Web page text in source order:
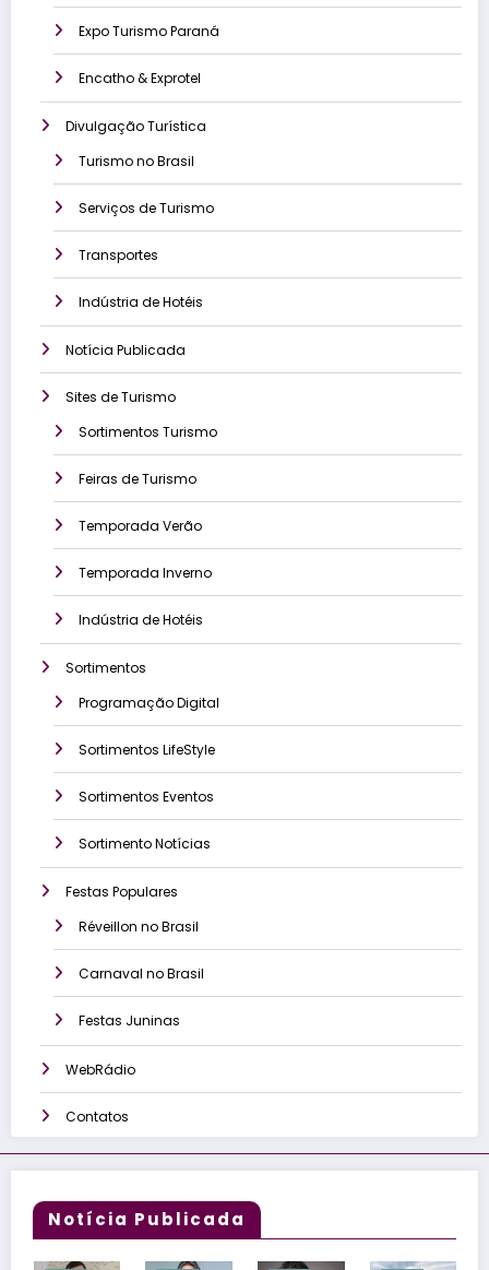
Expo Turismo Paraná
Encatho & Exprotel
Divulgação Turística
Turismo no Brasil
Serviços de Turismo
Transportes
Indústria de Hotéis
Notícia Publicada
Sites de Turismo
Sortimentos Turismo
Feiras de Turismo
Temporada Verão
Temporada Inverno
Indústria de Hotéis
Sortimentos
Programação Digital
Sortimentos LifeStyle
Sortimentos Eventos
Sortimento Notícias
Festas Populares
Réveillon no Brasil
Carnaval no Brasil
Festas Juninas
WebRádio
Contatos
Notícia Publicada